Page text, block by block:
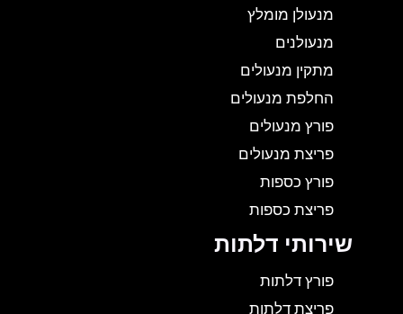
מנעולן מומלץ
מנעולנים
מתקין מנעולים
החלפת מנעולים
פורץ מנעולים
פריצת מנעולים
פורץ כספות
פריצת כספות
שירותי דלתות
פורץ דלתות
פריצת דלתות